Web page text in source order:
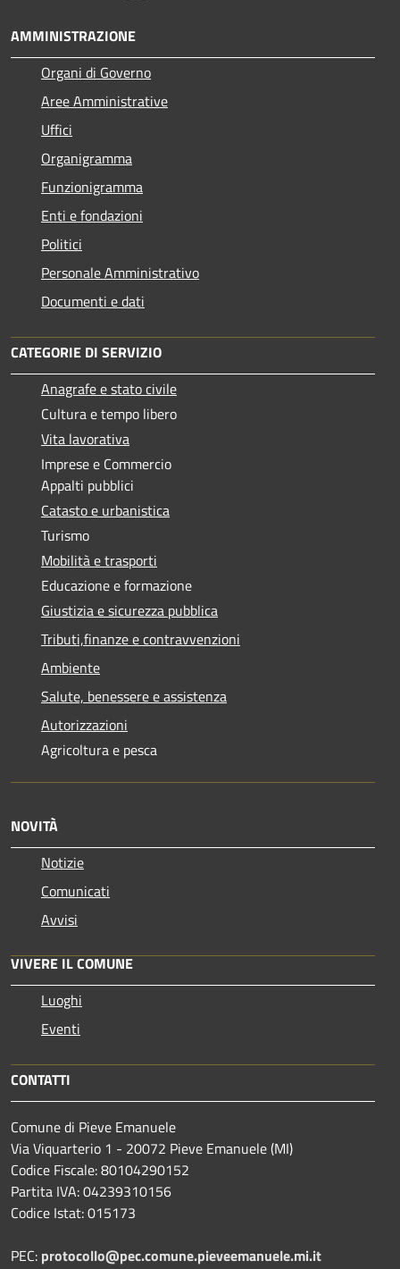
AMMINISTRAZIONE
Organi di Governo
Aree Amministrative
Uffici
Organigramma
Funzionigramma
Enti e fondazioni
Politici
Personale Amministrativo
Documenti e dati
CATEGORIE DI SERVIZIO
Anagrafe e stato civile
Cultura e tempo libero
Vita lavorativa
Imprese e Commercio
Appalti pubblici
Catasto e urbanistica
Turismo
Mobilità e trasporti
Educazione e formazione
Giustizia e sicurezza pubblica
Tributi,finanze e contravvenzioni
Ambiente
Salute, benessere e assistenza
Autorizzazioni
Agricoltura e pesca
NOVITÀ
Notizie
Comunicati
Avvisi
VIVERE IL COMUNE
Luoghi
Eventi
CONTATTI
Comune di Pieve Emanuele
Via Viquarterio 1 - 20072 Pieve Emanuele (MI)
Codice Fiscale: 80104290152
Partita IVA: 04239310156
Codice Istat: 015173
PEC: protocollo@pec.comune.pieveemanuele.mi.it